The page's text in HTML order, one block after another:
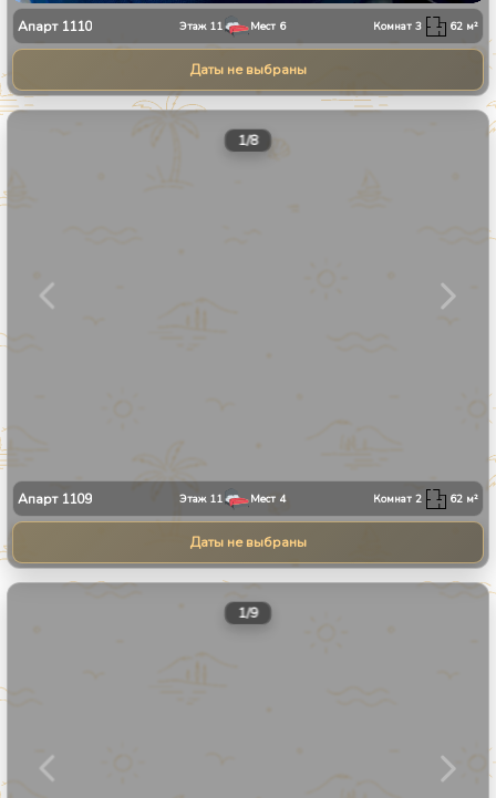
Апарт 1110 Этаж 11 Мест 6 Комнат3 62 м²
Даты не выбраны
1/8
Апарт 1109 Этаж 11 Мест 4 Комнат2 62 м²
Даты не выбраны
1/9